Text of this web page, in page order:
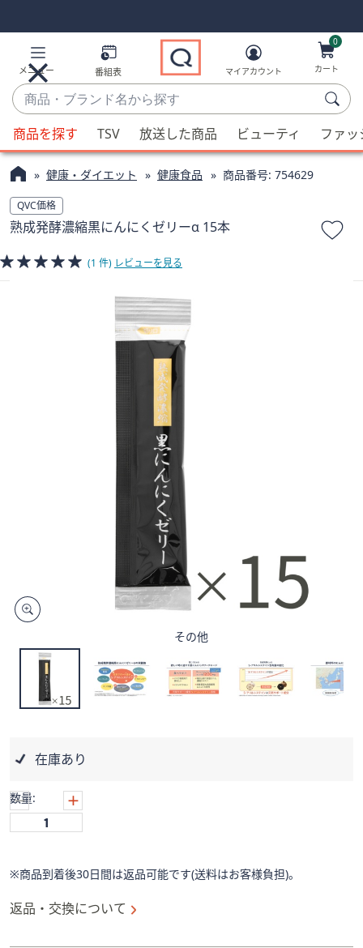
Links
Links2
メニュー 番組表
商
品・
ブ
ラ
ン
名
か
探
候
補
が
利
用
可
な
イ
で
に
イ
し
で
き
マイアカウント
0
カート
商品を探す TSV 放送した商品 ビューティ ファ
健康・ダイエット 健康食品 商品番号: 754629
QVC価格
熟成発酵濃縮黒にんにくゼリーα 15本
(1 件) レビューを見る
その他
在庫あり
数量:
※商品到着後30日間は返品可能です(送料はお客様負担)。
返品・交換について